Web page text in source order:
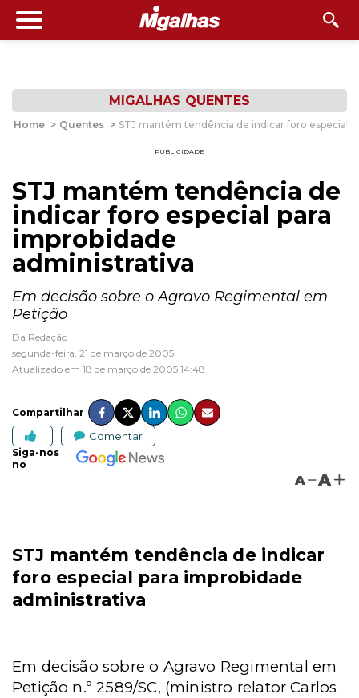
MIGALHAS QUENTES
Home > Quentes > STJ mantém tendência de indicar foro especial
PUBLICIDADE
STJ mantém tendência de
indicar foro especial para
improbidade
administrativa
Em decisão sobre o Agravo Regimental em
Petição
Da Redação
segunda-feira, 21 de março de 2005
Atualizado em 18 de março de 2005 14:48
Compartilhar
Comentar
Siga-nos
no
A A
STJ mantém tendência de indicar
foro especial para improbidade
administrativa
Em decisão sobre o Agravo Regimental em
Petição n.º 2589/SC, (ministro relator Carlos